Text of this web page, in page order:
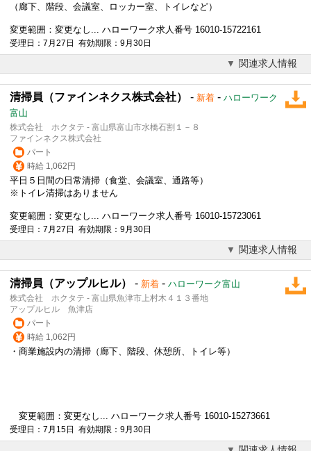
（廊下、階段、会議室、ロッカー室、トイレなど）
変更範囲：変更なし... ハローワーク求人番号 16010-15722161
受理日：7月27日 有効期限：9月30日
関連求人情報
清掃員（ファインネクス株式会社） - 新着 - ハローワーク
富山
株式会社 ホクタテ - 富山県富山市水橋石割１－８
ファインネクス株式会社
パート
時給 1,062円
平日５日間の日常清掃（食堂、会議室、通路等）
※トイレ清掃はありません
変更範囲：変更なし... ハローワーク求人番号 16010-15723061
受理日：7月27日 有効期限：9月30日
関連求人情報
清掃員（アップルヒル） - 新着 - ハローワーク富山
株式会社 ホクタテ - 富山県魚津市上村木４１３番地
アップルヒル 魚津店
パート
時給 1,062円
・商業施設内の清掃（廊下、階段、休憩所、トイレ等）
変更範囲：変更なし... ハローワーク求人番号 16010-15273661
受理日：7月15日 有効期限：9月30日